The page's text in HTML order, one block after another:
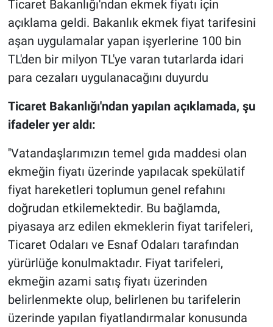
Ticaret Bakanlığı'ndan ekmek fiyatı için
açıklama geldi. Bakanlık ekmek fiyat tarifesini
aşan uygulamalar yapan işyerlerine 100 bin
TL'den bir milyon TL'ye varan tutarlarda idari
para cezaları uygulanacağını duyurdu
Ticaret Bakanlığı'ndan yapılan açıklamada, şu
ifadeler yer aldı:
''Vatandaşlarımızın temel gıda maddesi olan
ekmeğin fiyatı üzerinde yapılacak spekülatif
fiyat hareketleri toplumun genel refahını
doğrudan etkilemektedir. Bu bağlamda,
piyasaya arz edilen ekmeklerin fiyat tarifeleri,
Ticaret Odaları ve Esnaf Odaları tarafından
yürürlüğe konulmaktadır. Fiyat tarifeleri,
ekmeğin azami satış fiyatı üzerinden
belirlenmekte olup, belirlenen bu tarifelerin
üzerinde yapılan fiyatlandırmalar konusunda
Gündem Özel
Günün görüntüsü
İlan
Kimdir
Koronavirüs
Kültür Sanat
Ne demişti
Nedir